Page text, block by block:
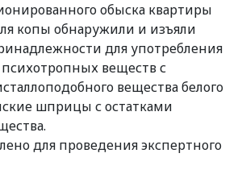
обыска квартиры
копы обнаружили и изъяли
для употребления
веществ с
вещества белого
шприцы с остатками
для проведения экспертного